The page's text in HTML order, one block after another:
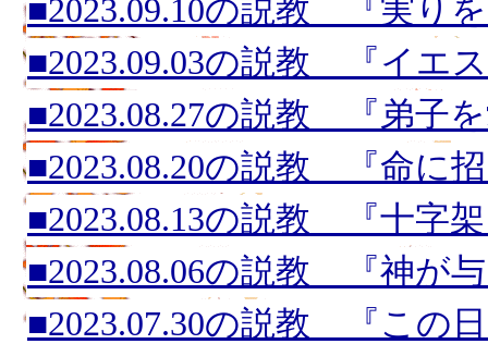
■2023.09.10の説教 『実り
■2023.09.03の説教 『イエ
■2023.08.27の説教 『弟子
■2023.08.20の説教 『命に
■2023.08.13の説教 『十字
■2023.08.06の説教 『神が
■2023.07.30の説教 『この